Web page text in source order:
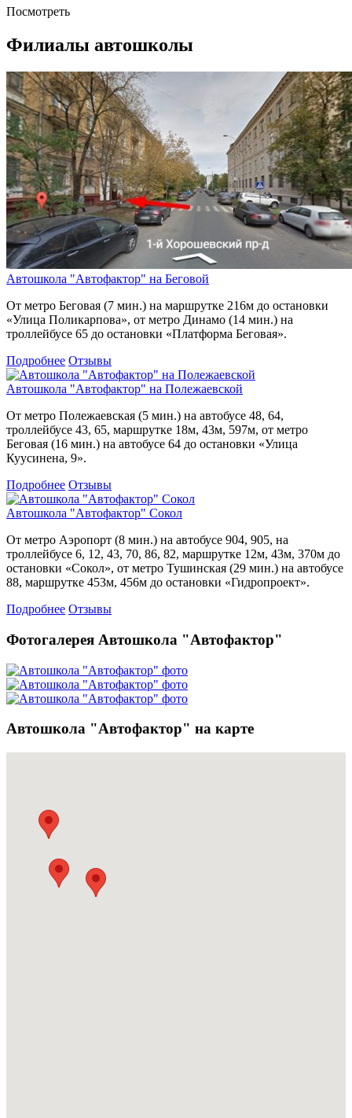
Посмотреть
Филиалы автошколы
Автошкола "Автофактор" на Беговой
От метро Беговая (7 мин.) на маршрутке 216м до остановки
«Улица Поликарпова», от метро Динамо (14 мин.) на
троллейбусе 65 до остановки «Платформа Беговая».
Подробнее Отзывы
Автошкола "Автофактор" на Полежаевской
От метро Полежаевская (5 мин.) на автобусе 48, 64,
троллейбусе 43, 65, маршрутке 18м, 43м, 597м, от метро
Беговая (16 мин.) на автобусе 64 до остановки «Улица
Куусинена, 9».
Подробнее Отзывы
Автошкола "Автофактор" Сокол
От метро Аэропорт (8 мин.) на автобусе 904, 905, на
троллейбусе 6, 12, 43, 70, 86, 82, маршрутке 12м, 43м, 370м до
остановки «Сокол», от метро Тушинская (29 мин.) на автобусе
88, маршрутке 453м, 456м до остановки «Гидропроект».
Подробнее Отзывы
Фотогалерея Автошкола "Автофактор"
Автошкола "Автофактор" на карте